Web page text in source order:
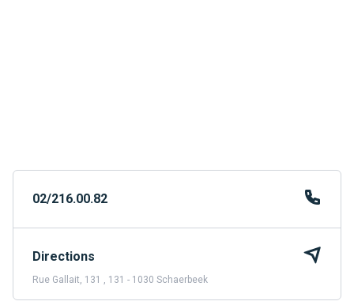
02/216.00.82
Directions
Rue Gallait, 131 , 131 - 1030 Schaerbeek